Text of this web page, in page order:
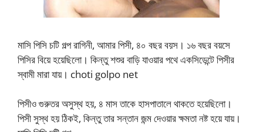
মাসি পিসি চটি গল্প রাগিনী, আমার পিসী, ৪০ বছর বয়স। ১৬ বছর বয়সে
পিসির বিয়ে হয়েছিলো। কিন্তু শশুর বাড়ি যাওয়ার পথে একসিডেন্টে পিসীর
স্বামী মারা যায়। choti golpo net
পিসীও গুরুতর অসুস্থ হয়, ৪ মাস তাকে হাসপাতালে থাকতে হয়েছিলো।
পিসী সুস্থ হয় ঠিকই, কিন্তু তার সন্তান জন্ম দেওয়ার ক্ষমতা নষ্ট হয়ে যায়।